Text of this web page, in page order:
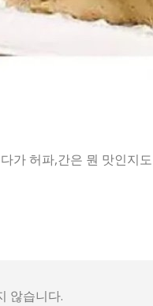
가 허파,간은 뭔 맛인지
하는 유형, 이른바 순대
작은 변주를 만든다. “
않습니다.